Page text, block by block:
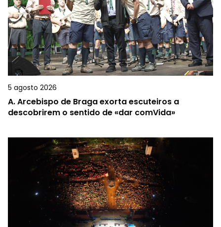
5 agosto 2026
A.Arcebispo de Braga exorta escuteiros a
descobrirem o sentido de «dar comVida»